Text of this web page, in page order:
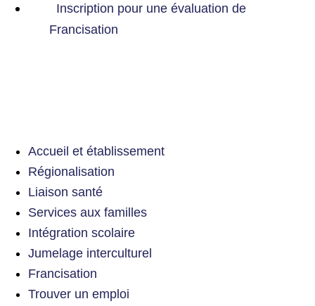
Inscription pour une évaluation de
Francisation
Accueil et établissement
Régionalisation
Liaison santé
Services aux familles
Intégration scolaire
Jumelage interculturel
Francisation
Trouver un emploi